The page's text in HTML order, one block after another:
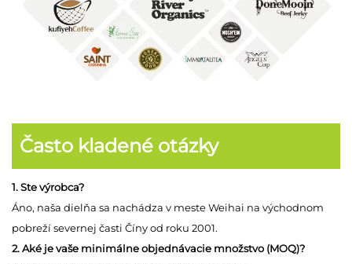
Často kladené otázky
1. Ste výrobca?
Áno, naša dielňa sa nachádza v meste Weihai na východnom
pobreží severnej časti Číny od roku 2001.
2. Aké je vaše minimálne objednávacie množstvo (MOQ)?